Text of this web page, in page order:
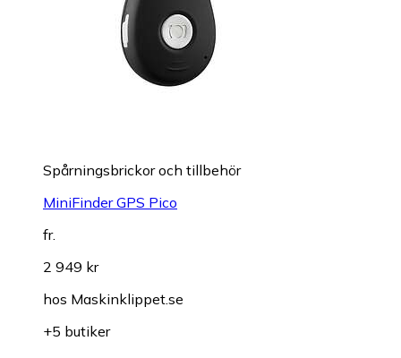
Spårningsbrickor och tillbehör
MiniFinder GPS Pico
fr.
2 949 kr
hos Maskinklippet.se
+5 butiker